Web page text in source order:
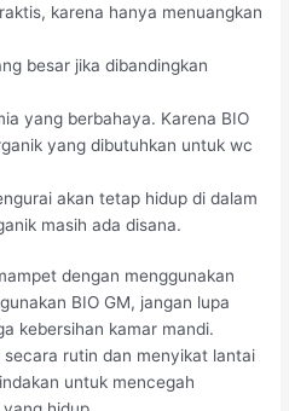
karena hanya menuangkan
besar jika dibandingkan
yang berbahaya. Karena BIO
yang dibutuhkan untuk wc
akan tetap hidup di dalam
masih ada disana.
dengan menggunakan
BIO GM, jangan lupa
kebersihan kamar mandi.
rutin dan menyikat lantai
untuk mencegah